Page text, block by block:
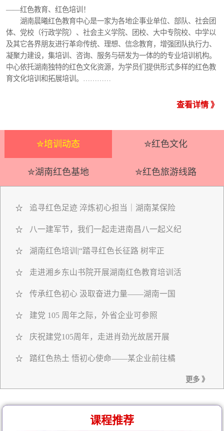
——红色教育、红色培训！
湖南晨曦红色教育中心是一家为各地企事业单位、部队、社会团
体、党校（行政学院）、社会主义学院、团校、大中专院校、中学以
及其它各界朋友进行革命传统、理想、信念教育，增强团队执行力、
凝聚力建设，集培训、咨询、服务与研发为一体的的专业培训机构。
中心依托湖南独特的红色文化资源，为学员们提供形式多样的红色教
育文化培训和拓展培训。…………
查看详情 》
✮培训动态 ✮红色文化
✮湖南红色基地 ✮红色旅游线路
☆ 追寻红色足迹 淬炼初心担当｜湖南某保险
☆ 八一建军节，我们一起走进南昌八一起义纪
☆ 湖南红色培训|“踏寻红色长征路 树牢正
☆ 走进湘乡东山书院开展湖南红色教育培训活
☆ 传承红色初心 汲取奋进力量——湖南一国
☆ 建党 105 周年之际，外省企业可参照
☆ 庆祝建党105周年，走进肖劲光故居开展
☆ 踏红色热土 悟初心使命——某企业前往橘
更多 》
课程推荐